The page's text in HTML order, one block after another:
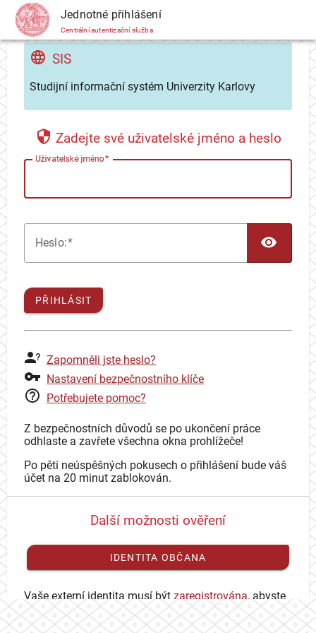
CAS Jednotné přihlášení
Centrální autentizační služba
SIS
Studijní informační systém Univerzity Karlovy
Zadejte své uživatelské jméno a heslo
Uživatelské jméno
Heslo:
PŘIHLÁSIT
Zapomněli jste heslo?
Nastavení bezpečnostního klíče
Potřebujete pomoc?
Z bezpečnostních důvodů se po ukončení práce
odhlaste a zavřete všechna okna prohlížeče!
Po pěti neúspěšných pokusech o přihlášení bude váš
účet na 20 minut zablokován.
Další možnosti ověření
IDENTITA OBČANA
Vaše externí identita musí být zaregistrována, abyste
se mohli přihlásit ke svému CAS účtu.